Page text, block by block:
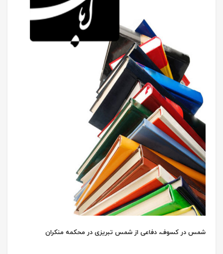
شمس در کسوف، دفاعی از شمس تبریزی در محکمه منکران